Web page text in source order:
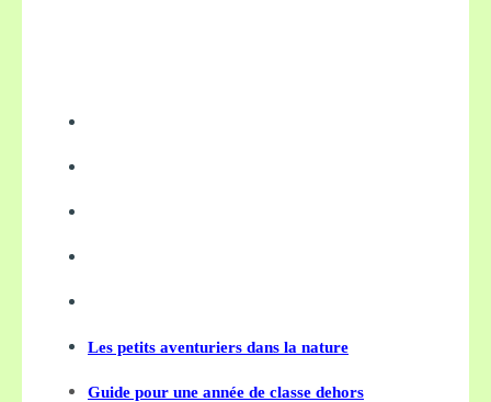
Les petits aventuriers dans la nature
Guide pour une année de classe dehors